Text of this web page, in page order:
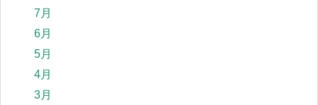
7月
6月
5月
4月
3月